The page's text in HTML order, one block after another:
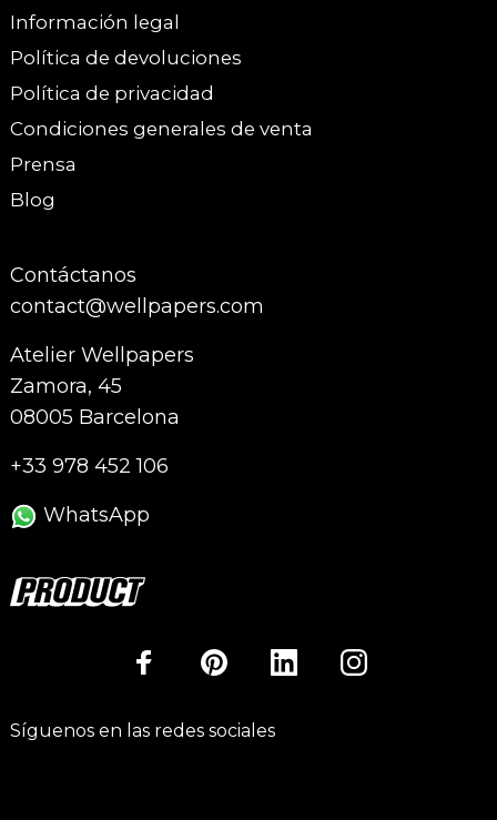
Información legal
Política de devoluciones
Política de privacidad
Condiciones generales de venta
Prensa
Blog
Contáctanos
contact@wellpapers.com
Atelier Wellpapers
Zamora, 45
08005 Barcelona
+33 978 452 106
WhatsApp
Síguenos en las redes sociales